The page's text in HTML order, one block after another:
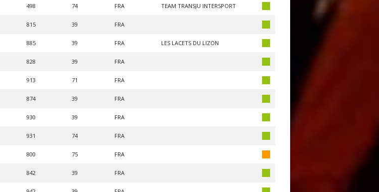
498 74 FRA TEAM TRANSJU INTERSPORT
815 39 FRA
885 39 FRA LES LACETS DU LIZON
828 39 FRA
913 71 FRA
874 39 FRA
930 39 FRA
931 74 FRA
800 75 FRA
842 39 FRA